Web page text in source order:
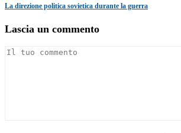
La direzione politica sovietica durante la guerra
Lascia un commento